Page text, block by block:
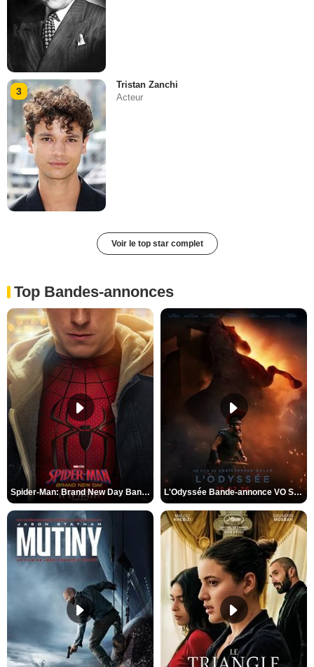
3
Tristan Zanchi
Acteur
Voir le top star complet
Top Bandes-annonces
Spider-Man: Brand New Day Bande-annonce VO STFR L'Odyssée Bande-annonce VO STFR